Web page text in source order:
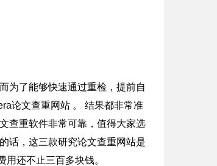
为了能够快速通过重检，提前自
论文查重网站 。 结果都非常准
查重软件非常可靠，值得大家选
话，这三款研究论文查重网站是
还不止三百多块钱。